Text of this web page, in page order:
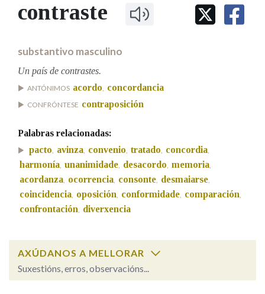
IDENTIDADE CORPORATIVA
MARCIAL DEL ADALID
FIGURAS HOMENAXEADAS
PORTAL DAS PALABRAS
Facebook
TwitterYoutubeInstagram
Bluesky
BUSCAR NOS LEMAS
Remata por
Contén
BUSCAR NO CONTIDO
Nas definicións
Nos exemplos
contraste
substantivo masculino
Un país de contrastes.
ANTÓNIMOS acordo, concordancia
CONFRÓNTESE contraposición
Palabras relacionadas:
pacto, avinza, convenio, tratado, concordia,
harmonía, unanimidade, desacordo, memoria,
acordanza, ocorrencia, consonte, desmaiarse,
coincidencia, oposición, conformidade, comparación,
confrontación, diverxencia
AXÚDANOS A MELLORAR
Suxestións, erros, observacións...